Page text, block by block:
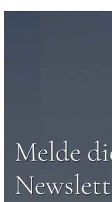
Melde